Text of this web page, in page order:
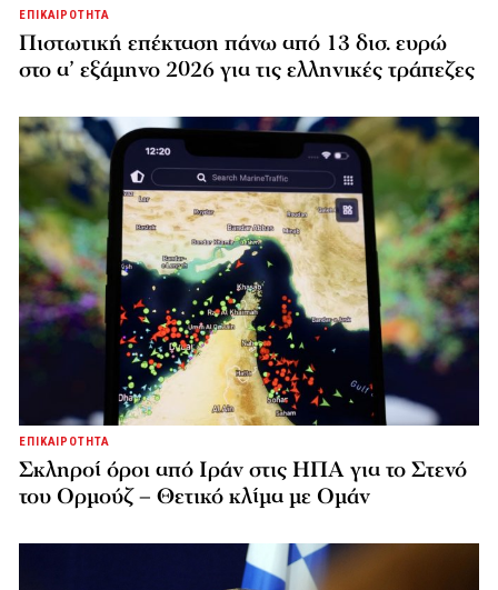
ΕΠΙΚΑΙΡΟΤΗΤΑ
Πιστωτική επέκταση πάνω από 13 δισ. ευρώ
στο α’ εξάμηνο 2026 για τις ελληνικές τράπεζες
ΕΠΙΚΑΙΡΟΤΗΤΑ
Σκληροί όροι από Ιράν στις ΗΠΑ για το Στενό
του Ορμούζ – Θετικό κλίμα με Ομάν